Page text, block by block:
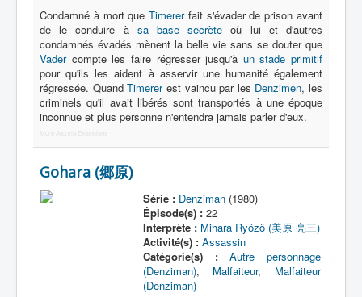
Artiste Asperger
Lexique
Denshi sentai Denziman (電子 戦
隊 デンジマン) = Escadron
électronique Denziman
Série
Personnages
Condamné à mort queTimererfait s'évader de prison avant
de le conduire à sa base secrète où lui et d'autres
condamnés évadés mènent la belle vie sans se douter que
Vadercompte les faire régresser jusqu'à un stade primitif
pour qu'ils les aident à asservir une humanité également
régressée. QuandTimererest vaincu par les Denzimen, les
criminels qu'il avait libérés sont transportés à une époque
inconnue et plus personne n'entendra jamais parler d'eux.
More Joomla Extensions
Gohara (郷原)
Série : Denziman(1980)
Épisode(s) :22
Interprète : Mihara Ryôzô (美原 亮三)
Activité(s) : Assassin
Catégorie(s) :
Autre personnage
(Denziman), Malfaiteur, Malfaiteur
(Denziman)